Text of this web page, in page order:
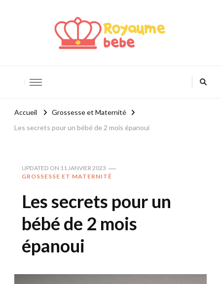
Accueil
Grossesse et Maternité
Les secrets pour un bébé de 2 mois épanoui
UPDATED ON 11 JANVIER 2023
GROSSESSE ET MATERNITÉ
Les secrets pour un
bébé de 2 mois
épanoui